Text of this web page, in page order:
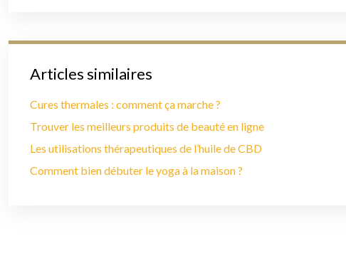
Articles similaires
Cures thermales : comment ça marche ?
Trouver les meilleurs produits de beauté en ligne
Les utilisations thérapeutiques de l’huile de CBD
Comment bien débuter le yoga à la maison ?